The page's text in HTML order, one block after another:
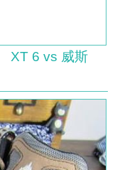
XT 6 vs 威斯